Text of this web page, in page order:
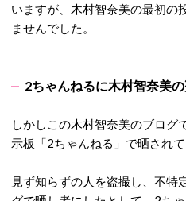
いますが、木村智奈美の最初の
ませんでした。
2ちゃんねるに木村智奈美
しかしこの木村智奈美のブログ
示板「2ちゃんねる」で晒されて
見ず知らずの人を盗撮し、不特